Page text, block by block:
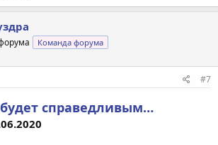
Команда форума
#7
справедливым…